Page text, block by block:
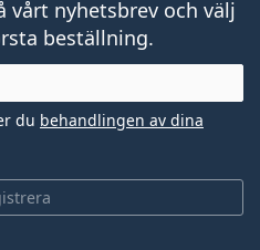
vårt nyhetsbrev och välj
beställning.
du behandlingen av dina